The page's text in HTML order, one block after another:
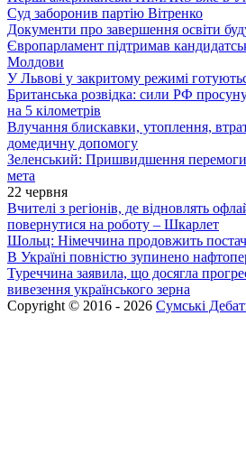
Суд заборонив партію Вітренко
Документи про завершення освіти
Європарламент підтримав
Молдови
У Львові у закритому режимі
Британська розвідка: сили РФ
на 5 кілометрів
Влучання блискавки, утоплення,
домедичну допомогу
Зеленський: Пришвидшення
мета
22 червня
Вчителі з регіонів, де відновлять
повернутися на роботу – Шкарлет
Шольц: Німеччина продовжить
В Україні повністю зупинено
Туреччина заявила, що досягла
вивезення українського зерна
Copyright © 2016 - 2026 Сумські